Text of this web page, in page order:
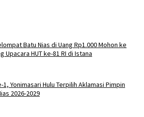
Batu Nias di Uang Rp1.000 Mohon ke
Upacara HUT ke-81 RI di Istana
1, Yonimasari Hulu Terpilih Aklamasi Pimpin
2026-2029